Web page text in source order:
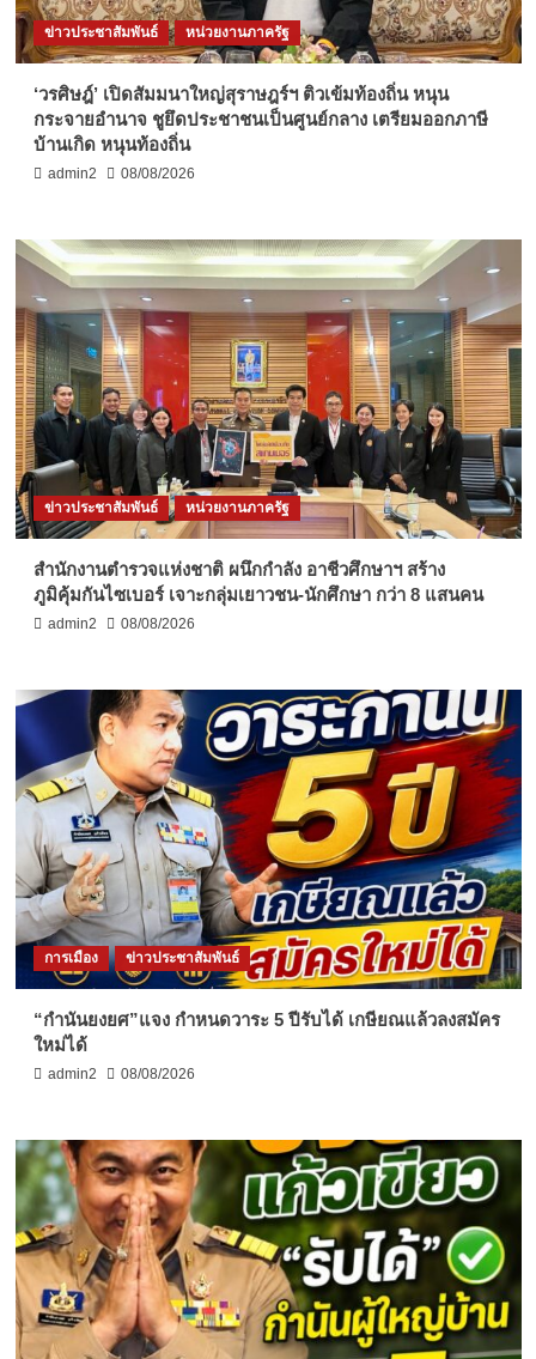
ข่าวประชาสัมพันธ์ หน่วยงานภาครัฐ
‘วรศิษฎ์’ เปิดสัมมนาใหญ่สุราษฎร์ฯ ติวเข้มท้องถิ่น หนุน
กระจายอำนาจ ชูยึดประชาชนเป็นศูนย์กลาง เตรียมออกภาษี
บ้านเกิด หนุนท้องถิ่น
admin2 08/08/2026
ข่าวประชาสัมพันธ์ หน่วยงานภาครัฐ
สำนักงานตำรวจแห่งชาติ ผนึกกำลัง อาชีวศึกษาฯ สร้าง
ภูมิคุ้มกันไซเบอร์ เจาะกลุ่มเยาวชน-นักศึกษา กว่า 8 แสนคน
admin2 08/08/2026
การเมือง ข่าวประชาสัมพันธ์
“กำนันยงยศ”แจง กำหนดวาระ 5 ปีรับได้ เกษียณแล้วลงสมัคร
ใหม่ได้
admin2 08/08/2026